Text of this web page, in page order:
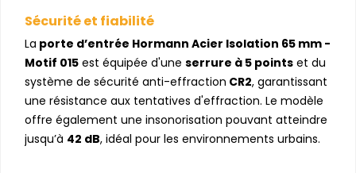
Sécurité et fiabilité
La porte d’entrée Hormann Acier Isolation 65 mm -
Motif 015 est équipée d'une serrure à 5 points et du
système de sécurité anti-effraction CR2, garantissant
une résistance aux tentatives d'effraction. Le modèle
offre également une insonorisation pouvant atteindre
jusqu’à 42 dB, idéal pour les environnements urbains.